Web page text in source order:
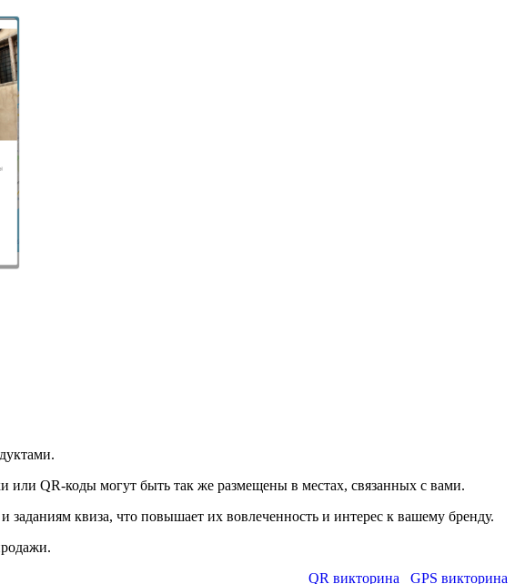
QR-коды могут быть так же размещены в местах, связанных с вами.
квиза, что повышает их вовлеченность и интерес к вашему бренду.
QR викторина
GPS викторина